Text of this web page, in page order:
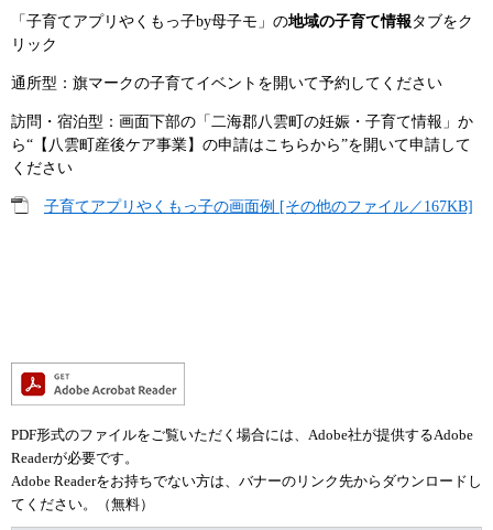
「子育てアプリやくもっ子by母子モ」の地域の子育て情報 タブをク
リック
通所型：旗マークの子育てイベントを開いて予約してください
訪問・宿泊型：画面下部の「二海郡八雲町の妊娠・子育て情報」か
ら“【八雲町産後ケア事業】の申請はこちらから”を開いて申請して
ください
子育てアプリやくもっ子の画面例 [その他のファイル／167KB]
PDF形式のファイルをご覧いただく場合には、Adobe社が提供するAdobe
Readerが必要です。
Adobe Readerをお持ちでない方は、バナーのリンク先からダウンロードし
てください。（無料）